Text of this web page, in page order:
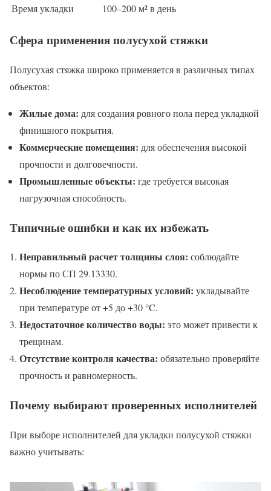
Время укладки
100–200 м² в день
Сфера применения полусухой стяжки
Полусухая стяжка широко применяется в различных типах
объектов:
Жилые дома: для создания ровного пола перед укладкой
финишного покрытия.
Коммерческие помещения: для обеспечения высокой
прочности и долговечности.
Промышленные объекты: где требуется высокая
нагрузочная способность.
Типичные ошибки и как их избежать
Неправильный расчет толщины слоя: соблюдайте
нормы по СП 29.13330.
Несоблюдение температурных условий: укладывайте
при температуре от +5 до +30 °C.
Недостаточное количество воды: это может привести к
трещинам.
Отсутствие контроля качества: обязательно проверяйте
прочность и равномерность.
Почему выбирают проверенных исполнителей
При выборе исполнителей для укладки полусухой стяжки
важно учитывать: